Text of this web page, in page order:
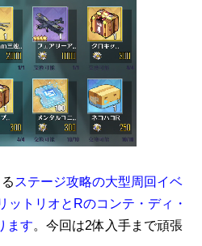
ステージ攻略の大型周回イベ
ットリオとRのコンテ・ディ・
ます。今回は2体入手まで頑張